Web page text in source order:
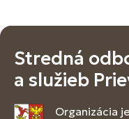
Stredná
a služieb
Organizácia